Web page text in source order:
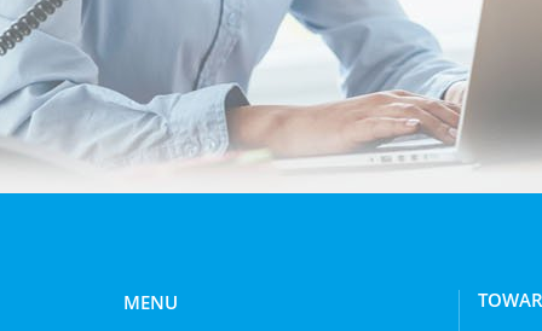
MENU